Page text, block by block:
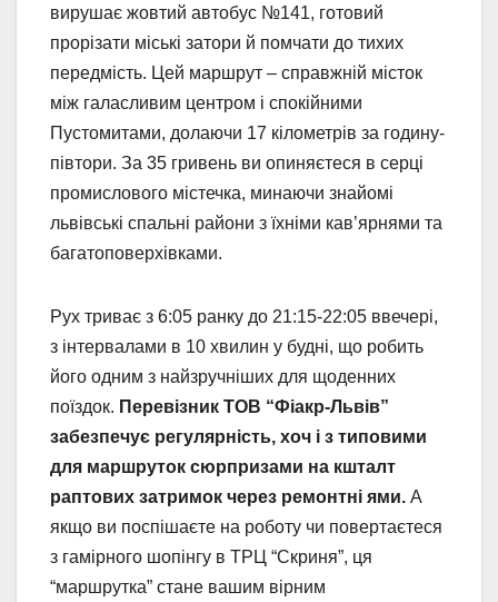
вирушає жовтий автобус №141, готовий
прорізати міські затори й помчати до тихих
передмість. Цей маршрут – справжній місток
між галасливим центром і спокійними
Пустомитами, долаючи 17 кілометрів за годину-
півтори. За 35 гривень ви опиняєтеся в серці
промислового містечка, минаючи знайомі
львівські спальні райони з їхніми кав’ярнями та
багатоповерхівками.
Рух триває з 6:05 ранку до 21:15-22:05 ввечері,
з інтервалами в 10 хвилин у будні, що робить
його одним з найзручніших для щоденних
поїздок. Перевізник ТОВ “Фіакр-Львів”
забезпечує регулярність, хоч і з типовими
для маршруток сюрпризами на кшталт
раптових затримок через ремонтні ями. А
якщо ви поспішаєте на роботу чи повертаєтеся
з гамірного шопінгу в ТРЦ “Скриня”, ця
“маршрутка” стане вашим вірним